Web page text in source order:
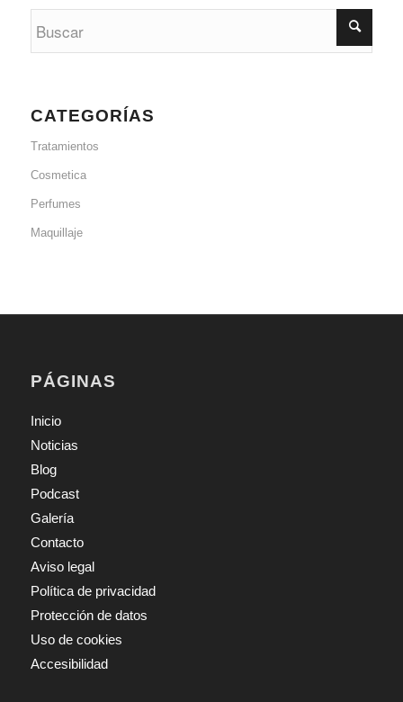
CATEGORÍAS
Tratamientos
Cosmetica
Perfumes
Maquillaje
PÁGINAS
Inicio
Noticias
Blog
Podcast
Galería
Contacto
Aviso legal
Política de privacidad
Protección de datos
Uso de cookies
Accesibilidad